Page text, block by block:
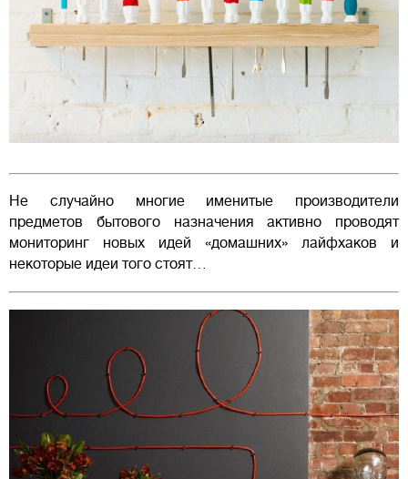
Не случайно многие именитые производители
предметов бытового назначения активно проводят
мониторинг новых идей «домашних» лайфхаков и
некоторые идеи того стоят…